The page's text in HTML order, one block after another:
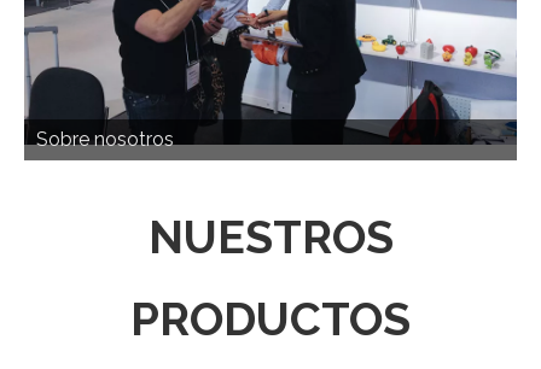
Sobre nosotros
NUESTROS
PRODUCTOS